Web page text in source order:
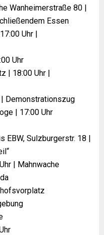
Wanheimerstraße 80 |
Essen
Uhr |
Uhr
| 18:00 Uhr |
Demonstrationszug
| 17:00 Uhr
EBW, Sulzburgerstr. 18 |
| Mahnwache